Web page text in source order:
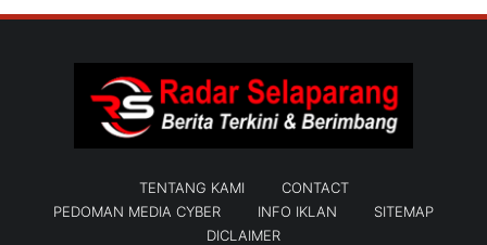
TENTANG KAMI
CONTACT
PEDOMAN MEDIA CYBER
INFO IKLAN
SITEMAP
DICLAIMER